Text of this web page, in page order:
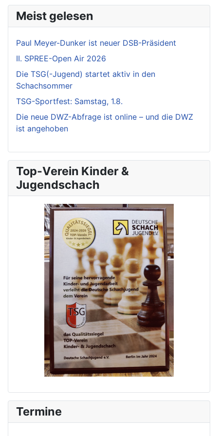
Meist gelesen
Paul Meyer-Dunker ist neuer DSB-Präsident
II. SPREE-Open Air 2026
Die TSG(-Jugend) startet aktiv in den
Schachsommer
TSG-Sportfest: Samstag, 1.8.
Die neue DWZ-Abfrage ist online – und die DWZ
ist angehoben
Top-Verein Kinder &
Jugendschach
Termine